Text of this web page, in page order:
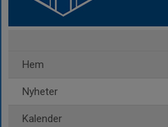
Hem
Nyheter
Kalender